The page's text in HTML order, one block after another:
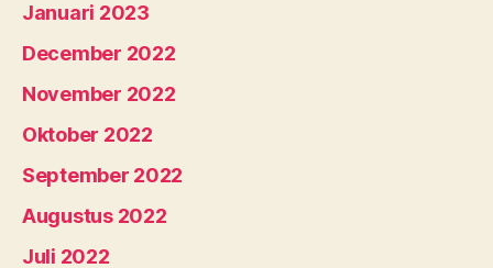
Januari 2023
December 2022
November 2022
Oktober 2022
September 2022
Augustus 2022
Juli 2022